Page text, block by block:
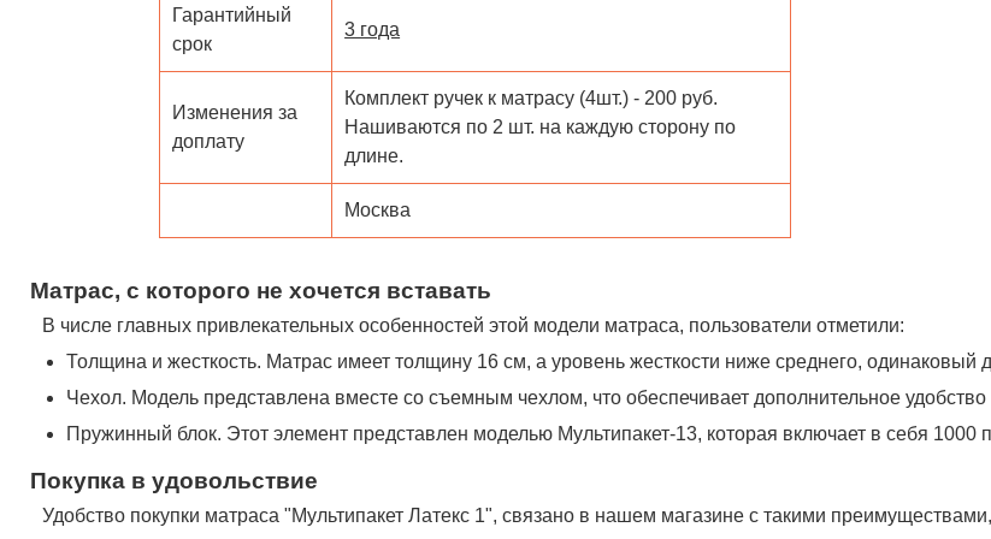
Гарантийный
срок
3 года
Изменения за
доплату
Комплект ручек к матрасу (4шт.) - 200 руб.
Нашиваются по 2 шт. на каждую сторону по
длине.
Москва
Матрас, с которого не хочется вставать
В числе главных привлекательных особенностей этой модели матраса, пользователи отметили:
Толщина и жесткость. Матрас имеет толщину 16 см, а уровень жесткости ниже среднего, одинаковый
Чехол. Модель представлена вместе со съемным чехлом, что обеспечивает дополнительное
Пружинный блок. Этот элемент представлен моделью Мультипакет-13, которая включает в себя 1000
Покупка в удовольствие
Удобство покупки матраса "Мультипакет Латекс 1", связано в нашем магазине с такими преимуществами,